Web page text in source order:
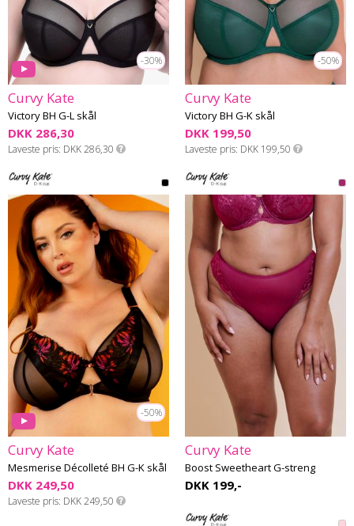
-30%
Curvy Kate
Victory BH G-L skål
DKK 286,30
Laveste pris DKK 286,30
-50%
Curvy Kate
Victory BH G-K skål
DKK 199,50
Laveste pris DKK 199,50
-50%
Curvy Kate
Mesmerise Décolleté BH G-K skål
DKK 249,50
Laveste pris DKK 249,50
Curvy Kate
Boost Sweetheart G-streng
DKK 199,-